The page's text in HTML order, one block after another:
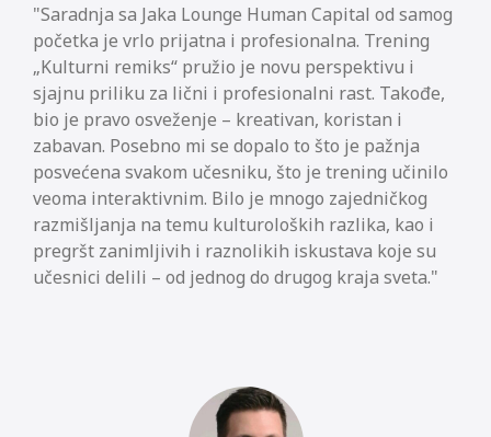
Saradnja sa Jaka Lounge Human Capital od samog
početka je vrlo prijatna i profesionalna. Trening
„Kulturni remiks“ pružio je novu perspektivu i
sjajnu priliku za lični i profesionalni rast. Takođe,
bio je pravo osveženje – kreativan, koristan i
zabavan. Posebno mi se dopalo to što je pažnja
posvećena svakom učesniku, što je trening učinilo
veoma interaktivnim. Bilo je mnogo zajedničkog
razmišljanja na temu kulturoloških razlika, kao i
pregršt zanimljivih i raznolikih iskustava koje su
učesnici delili – od jednog do drugog kraja sveta.